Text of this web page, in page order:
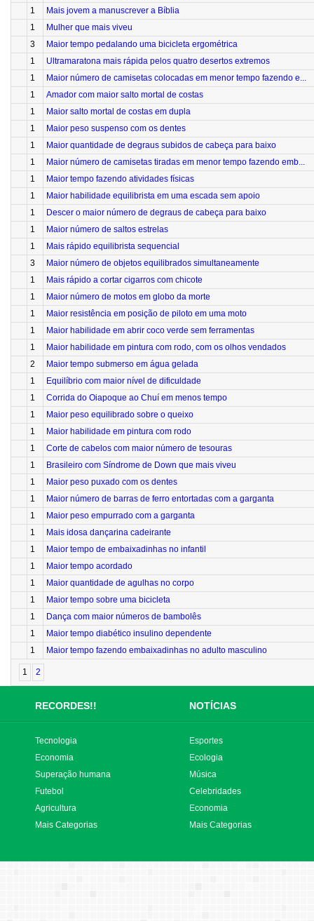
1
Mais jovem a manuscrever a Bíblia
1
Mulher que mais viveu
3
Maior tempo pedalando uma bicicleta ergométrica
1
Ultramaratona mais rápida pelos quatro desertos extremos
1
Maior número de camisetas colocadas em menor tempo fazendo e...
1
Amador com maior salto mortal de costas
1
Maior salto mortal de costas em dupla
1
Maior peso suspenso com os dentes
1
Maior quantidade de degraus subidos de cabeça para baixo
1
Maior número de camisetas tiradas em menor tempo fazendo emb...
1
Maior tempo fazendo atividades físicas
1
Maior habilidade equilibrista em uma escada sem apoio
1
Descer o maior número de degraus de cabeça para baixo
1
Maior número de saltos estrelas
1
Mais rápido equilibrista sequencial
3
Maior número de objetos equilibrados simultaneamente
1
Mais rápido a cortar cigarros com chicote
1
Maior número de motos em globo da morte
1
Maior resistência em posição de piloto em uma moto
1
Maior habilidade em abrir coco verde sem ferramentas
1
Maior habilidade em pintura com rodo, com os olhos vendados
2
Maior tempo submerso em água gelada
1
Equilíbrio com maior nível de dificuldade
1
Corrida do Oiapoque ao Chuí em menos tempo
1
Maior peso equilibrado sobre o queixo
1
Maior habilidade em pintura com rodo
1
Corte de cabelos com maior número de tesouras
1
Brasileiro com Síndrome de Down que mais viveu
1
Maior peso puxado com os dentes
1
Maior número de barras de ferro entortadas com a garganta
1
Maior peso empurrado com a garganta
1
Mais idosa dançarina cadeirante
1
Maior tempo de embaixadinhas no infantil
1
Maior tempo acordado
1
Maior quantidade de agulhas no corpo
1
Maior tempo sobre uma bicicleta
1
Dança com maior números de bambolês
1
Maior tempo diabético insulino dependente
1
Maior tempo fazendo embaixadinhas no adulto masculino
1 2
RECORDES!! NOTÍCIAS
Tecnologia
Economia
Superação humana
Futebol
Agricultura
Mais Categorias
Esportes
Ecologia
Música
Celebridades
Economia
Mais Categorias